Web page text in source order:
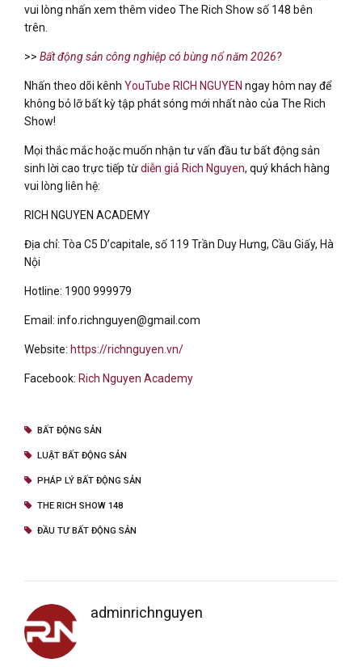
vui lòng nhấn xem thêm video The Rich Show số 148 bên
trên.
>> Bất động sản công nghiệp có bùng nổ năm 2026?
Nhấn theo dõi kênh YouTube RICH NGUYEN ngay hôm nay để
không bỏ lỡ bất kỳ tập phát sóng mới nhất nào của The Rich
Show!
Mọi thắc mắc hoặc muốn nhận tư vấn đầu tư bất động sản
sinh lời cao trực tiếp từdiễn giả Rich Nguyen, quý khách hàng
vui lòng liên hệ:
RICH NGUYEN ACADEMY
Địa chỉ: Tòa C5 D’capitale, số 119 Trần Duy Hưng, Cầu Giấy, Hà
Nội
Hotline: 1900 999979
Email: info.richnguyen@gmail.com
Website: https://richnguyen.vn/
Facebook: Rich Nguyen Academy
BẤT ĐỘNG SẢN
LUẬT BẤT ĐỘNG SẢN
PHÁP LÝ BẤT ĐỘNG SẢN
THE RICH SHOW 148
ĐẦU TƯ BẤT ĐỘNG SẢN
adminrichnguyen